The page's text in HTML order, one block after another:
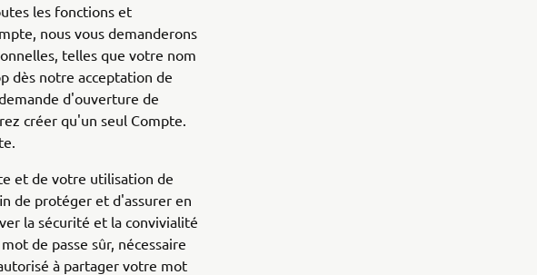
les fonctions et
nous vous demanderons
telles que votre nom
dès notre acceptation de
d'ouverture de
créer qu'un seul Compte.
et de votre utilisation de
de protéger et d'assurer en
la sécurité et la convivialité
de passe sûr, nécessaire
à partager votre mot